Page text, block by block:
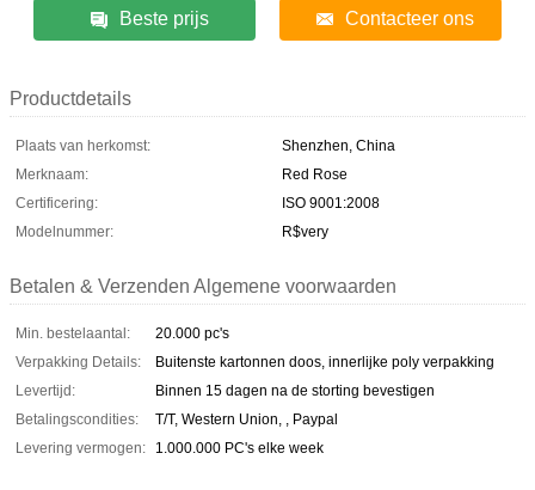
Beste prijs Contacteer ons
Productdetails
Plaats van herkomst:
Shenzhen, China
Merknaam:
Red Rose
Certificering:
ISO 9001:2008
Modelnummer:
R$very
Betalen & Verzenden Algemene voorwaarden
Min. bestelaantal:
20.000 pc's
Verpakking Details:
Buitenste kartonnen doos, innerlijke poly verpakking
Levertijd:
Binnen 15 dagen na de storting bevestigen
Betalingscondities:
T/T, Western Union, , Paypal
Levering vermogen:
1.000.000 PC's elke week